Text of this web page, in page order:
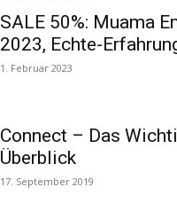
SALE 50%: Muama
2023, Echte-
1. Februar 2023
Connect – Das
Überblick
17. September 2019